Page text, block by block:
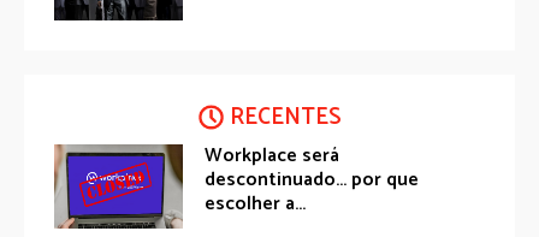
RECENTES
Workplace será
descontinuado… por que
escolher a...